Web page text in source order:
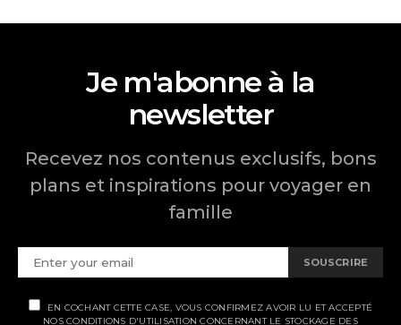
Je m'abonne à la
newsletter
Recevez nos contenus exclusifs, bons
plans et inspirations pour voyager en
famille
SOUSCRIRE
EN COCHANT CETTE CASE, VOUS CONFIRMEZ AVOIR LU ET ACCEPTÉ
NOS CONDITIONS D'UTILISATION CONCERNANT LE STOCKAGE DES